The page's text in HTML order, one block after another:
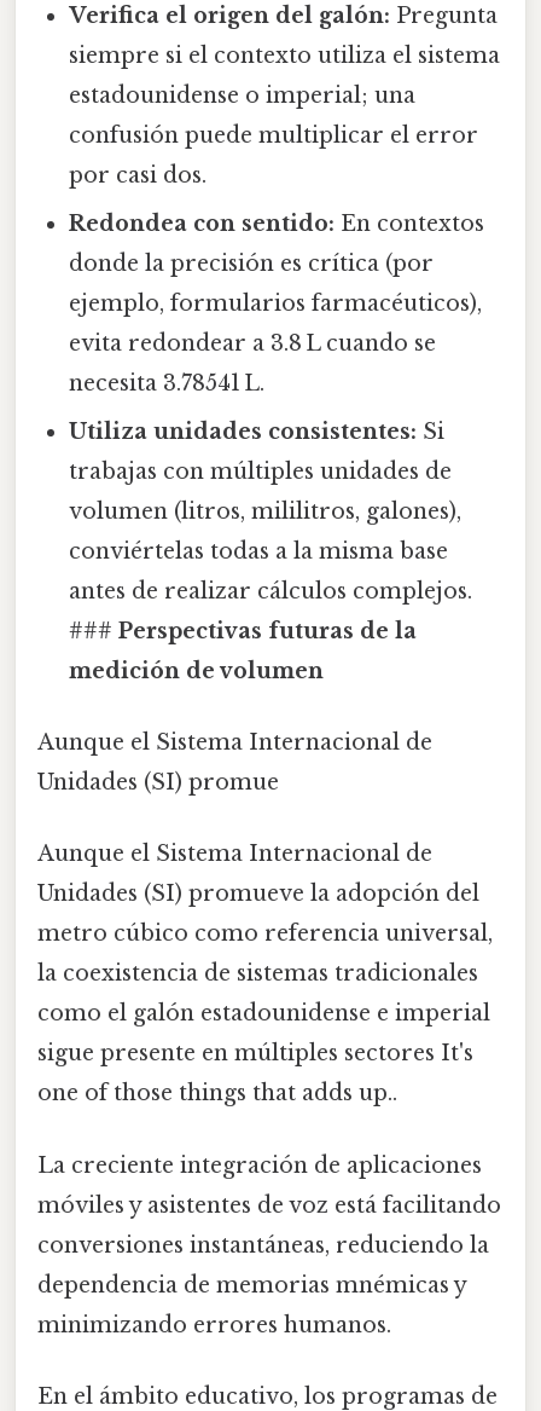
Verifica el origen del galón: Pregunta
siempre si el contexto utiliza el sistema
estadounidense o imperial; una
confusión puede multiplicar el error
por casi dos.
Redondea con sentido: En contextos
donde la precisión es crítica (por
ejemplo, formularios farmacéuticos),
evita redondear a 3.8 L cuando se
necesita 3.78541 L.
Utiliza unidades consistentes: Si
trabajas con múltiples unidades de
volumen (litros, mililitros, galones),
conviértelas todas a la misma base
antes de realizar cálculos complejos.
###Perspectivas futuras de la
medición de volumen
Aunque el Sistema Internacional de
Unidades (SI) promue
Aunque el Sistema Internacional de
Unidades (SI) promueve la adopción del
metro cúbico como referencia universal,
la coexistencia de sistemas tradicionales
como el galón estadounidense e imperial
sigue presente en múltiples sectores It's
one of those things that adds up..
La creciente integración de aplicaciones
móviles y asistentes de voz está facilitando
conversiones instantáneas, reduciendo la
dependencia de memorias mnémicas y
minimizando errores humanos.
En el ámbito educativo, los programas de